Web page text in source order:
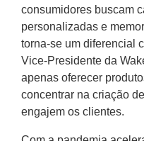
consumidores buscam
personalizadas e
torna-se um diferencial
Vice-Presidente da
apenas oferecer
concentrar na criação
engajem os clientes.